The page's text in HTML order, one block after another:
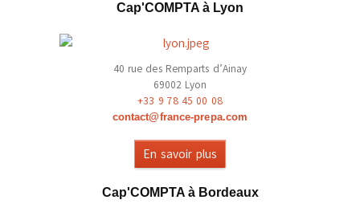
Cap'COMPTA à Lyon
40 rue des Remparts d’Ainay
69002 Lyon
+33 9 78 45 00 08
contact@france-prepa.com
En savoir plus
Cap'COMPTA à Bordeaux